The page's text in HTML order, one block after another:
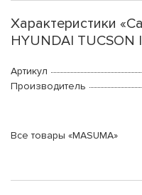
Характеристики
HYUNDAI TUCSON
Артикул
Производитель
Все товары «MASUMA»